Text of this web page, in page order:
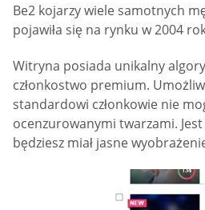
Be2 kojarzy wiele samotnych
pojawiła się na rynku w 2004
Witryna posiada unikalny
członkostwo premium.
standardowi członkowie nie
ocenzurowanymi twarzami.
będziesz miał jasne